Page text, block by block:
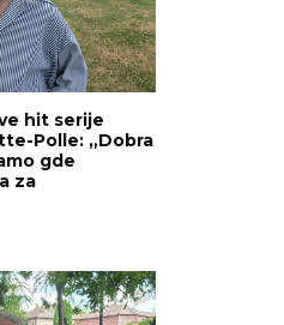
hit serije
Polle: „Dobra
gde
za